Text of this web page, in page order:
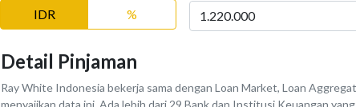
IDR
%
Detail Pinjaman
Ray White Indonesia bekerja sama dengan Loan Market, Loan